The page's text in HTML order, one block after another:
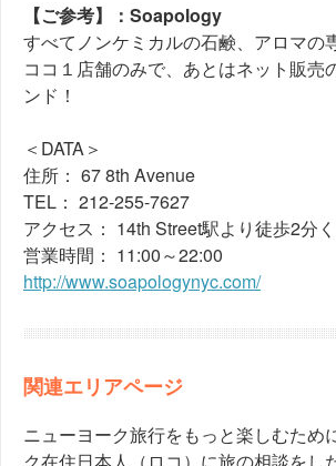
【ご参考】：Soapology
すべてノンケミカルの石鹸、アロマの
ココ１店舗のみで、あとはネット販売
ンド！
＜DATA＞
住所： 67 8th Avenue
TEL： 212-255-7627
アクセス： 14th Street駅より徒歩2分
営業時間： 11:00～22:00
http://www.soapologynyc.com/
関連エリアページ
ニューヨーク旅行をもっと楽しむため